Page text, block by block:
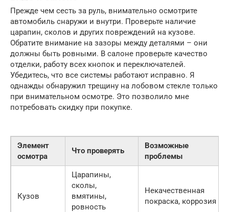
Прежде чем сесть за руль, внимательно осмотрите
автомобиль снаружи и внутри. Проверьте наличие
царапин, сколов и других повреждений на кузове.
Обратите внимание на зазоры между деталями – они
должны быть ровными. В салоне проверьте качество
отделки, работу всех кнопок и переключателей.
Убедитесь, что все системы работают исправно. Я
однажды обнаружил трещину на лобовом стекле только
при внимательном осмотре. Это позволило мне
потребовать скидку при покупке.
Элемент
осмотра
Что проверять
Возможные
проблемы
Кузов
Царапины,
сколы,
вмятины,
ровность
Некачественная
покраска, коррозия